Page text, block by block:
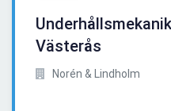
Västerås
Norén & Lindholm